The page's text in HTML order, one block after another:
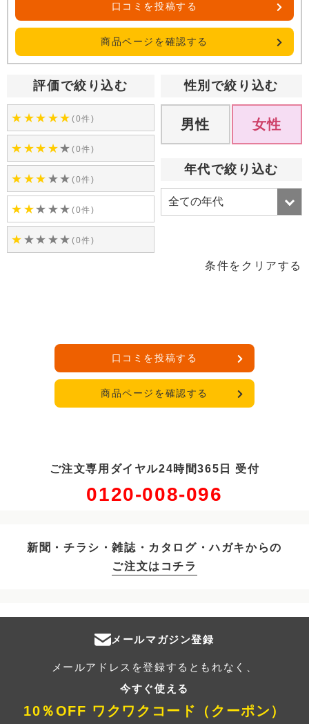
口コミを投稿する
商品ページを確認する
評価で絞り込む
★ ★★ ★★(0件)
★ ★★ ★★(0件)
★ ★★ ★★(0件)
★ ★★ ★★(0件)
★ ★★ ★★(0件)
性別で絞り込む
男性 女性
年代で絞り込む
条件をクリアする
口コミを投稿する
商品ページを確認する
ご注文専用ダイヤル24時間365日 受付
0120-008-096
新聞・チラシ・雑誌・カタログ・ハガキからの
ご注文はコチラ
メールマガジン登録
メールアドレスを登録するともれなく、
今すぐ使える
10％OFF ワクワクコード（クーポン）